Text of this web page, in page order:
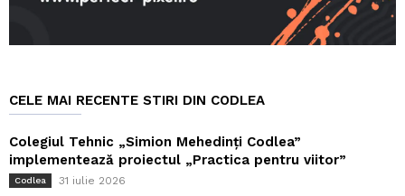
CELE MAI RECENTE STIRI DIN CODLEA
Colegiul Tehnic „Simion Mehedinți Codlea”
implementează proiectul „Practica pentru viitor”
Codlea 31 iulie 2026